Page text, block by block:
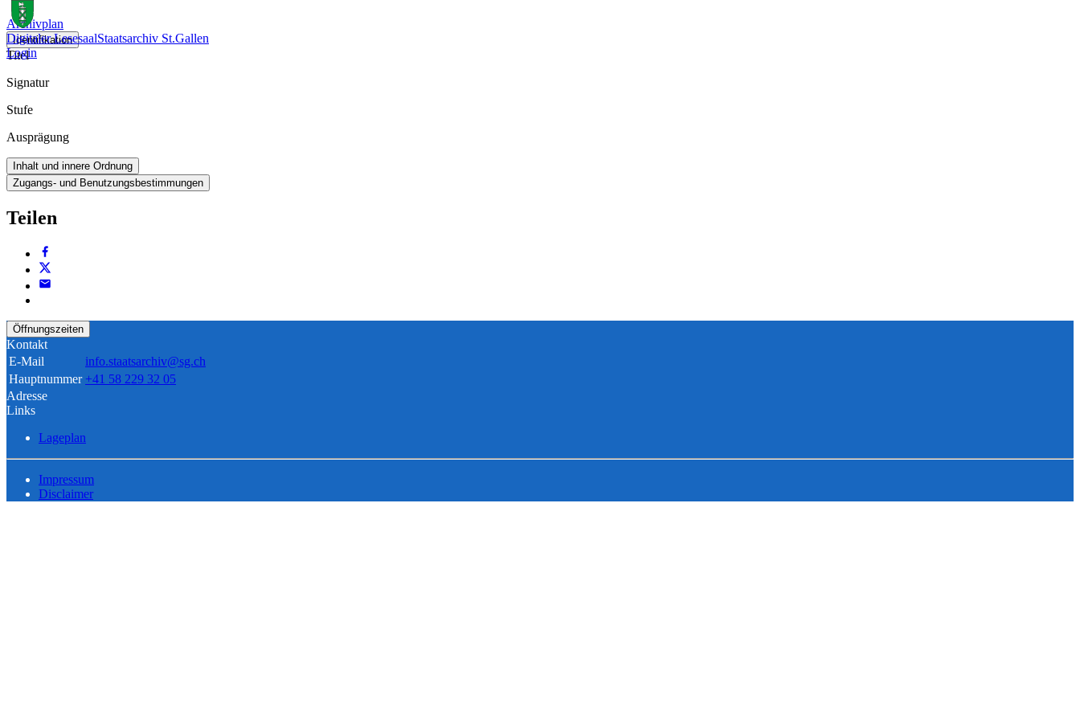
Digitaler LesesaalStaatsarchiv St.Gallen
Login
Archivplan
Identifikation
Titel
Signatur
Stufe
Ausprägung
Inhalt und innere Ordnung
Zugangs- und Benutzungsbestimmungen
Teilen
Öffnungszeiten
Kontakt
E-Mail
info.staatsarchiv@sg.ch
Hauptnummer +41 58 229 32 05
Adresse
Links
Lageplan
Impressum
Disclaimer